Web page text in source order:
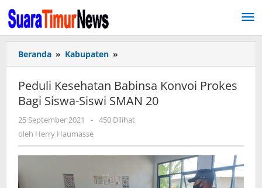
Lewati
ke
konten
Beranda » Kabupaten »
Kesehatan
Babinsa
Konvoi
Prokes
Bagi
Peduli Kesehatan Babinsa Konvoi Prokes
Bagi Siswa-Siswi SMAN 20
25 September 2021
oleh
Herry
- 450 Dilihat
oleh Herry Haumasse